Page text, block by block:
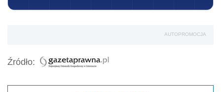
AUTOPROMOCJA
Źródło: